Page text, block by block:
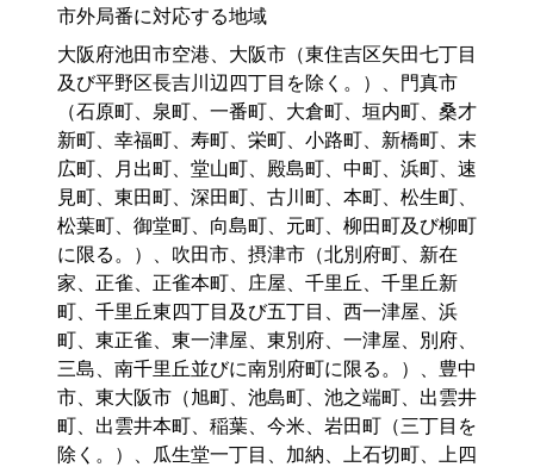
市外局番に対応する地域
大阪府池田市空港、大阪市（東住吉区矢田七丁目
及び平野区長吉川辺四丁目を除く。）、門真市
（石原町、泉町、一番町、大倉町、垣内町、桑才
新町、幸福町、寿町、栄町、小路町、新橋町、末
広町、月出町、堂山町、殿島町、中町、浜町、速
見町、東田町、深田町、古川町、本町、松生町、
松葉町、御堂町、向島町、元町、柳田町及び柳町
に限る。）、吹田市、摂津市（北別府町、新在
家、正雀、正雀本町、庄屋、千里丘、千里丘新
町、千里丘東四丁目及び五丁目、西一津屋、浜
町、東正雀、東一津屋、東別府、一津屋、別府、
三島、南千里丘並びに南別府町に限る。）、豊中
市、東大阪市（旭町、池島町、池之端町、出雲井
町、出雲井本町、稲葉、今米、岩田町（三丁目を
除く。）、瓜生堂一丁目、加納、上石切町、上四